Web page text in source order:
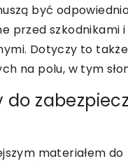
być
przed szkodnikami
Dotyczy to
na polu, w tym
do
materiałem do